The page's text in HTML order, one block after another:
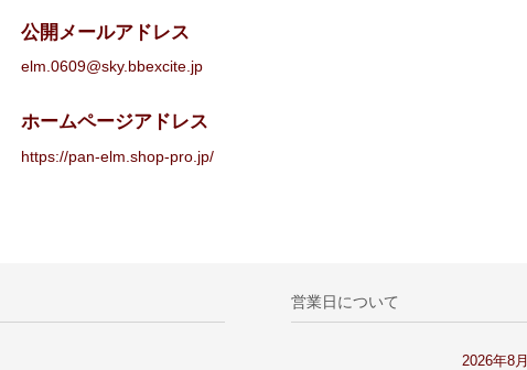
公開メールアドレス
elm.0609@sky.bbexcite.jp
ホームページアドレス
https://pan-elm.shop-pro.jp/
営業日について
2026年8月